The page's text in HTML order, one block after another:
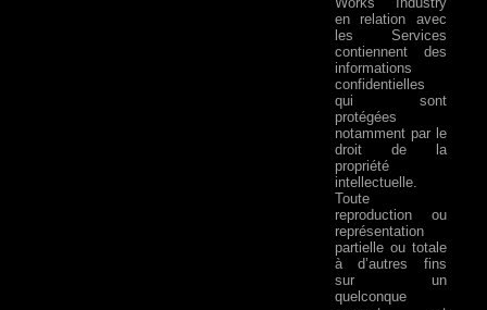
en relation avec
les Services
contiennent des
informations
confidentielles
qui sont
protégées
notamment par le
droit de la
propriété
intellectuelle.
Toute
reproduction ou
représentation
partielle ou totale
à d’autres fins
sur un
quelconque